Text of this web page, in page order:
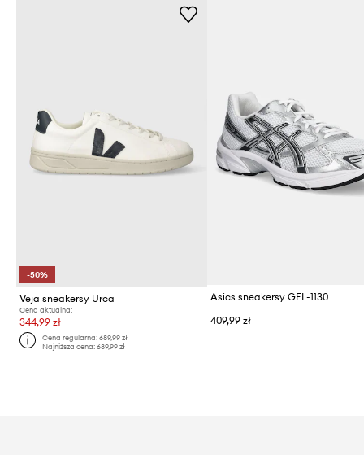
-50%
Veja sneakersy Urca
Cena aktualna:
344,99 zł
Cena regularna:689,99 zł
Najniższa cena:689,99 zł
Asics sneakersy GEL-1130
409,99 zł